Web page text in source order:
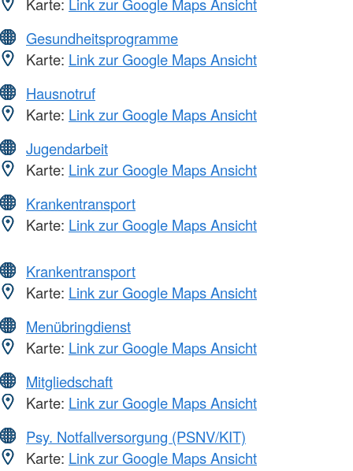
Gesundheitsprogramme
Karte: Link zur Google Maps Ansicht
Hausnotruf
Karte: Link zur Google Maps Ansicht
Jugendarbeit
Karte: Link zur Google Maps Ansicht
Krankentransport
Karte: Link zur Google Maps Ansicht
Krankentransport
Karte: Link zur Google Maps Ansicht
Menübringdienst
Karte: Link zur Google Maps Ansicht
Mitgliedschaft
Karte: Link zur Google Maps Ansicht
Psy. Notfallversorgung (PSNV/KIT)
Karte: Link zur Google Maps Ansicht